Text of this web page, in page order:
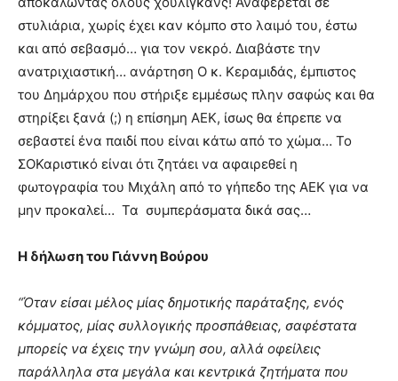
στυλιάρια, χωρίς έχει καν κόμπο στο λαιμό του, έστω
και από σεβασμό… για τον νεκρό. Διαβάστε την
ανατριχιαστική… ανάρτηση Ο κ. Κεραμιδάς, έμπιστος
του Δημάρχου που στήριξε εμμέσως πλην σαφώς και θα
στηρίξει ξανά (;) η επίσημη ΑΕΚ, ίσως θα έπρεπε να
σεβαστεί ένα παιδί που είναι κάτω από το χώμα… Το
ΣΟΚαριστικό είναι ότι ζητάει να αφαιρεθεί η
φωτογραφία του Μιχάλη από το γήπεδο της ΑΕΚ για να
μην προκαλεί… Τα συμπεράσματα δικά σας…
Η δήλωση του Γιάννη Βούρου
“Όταν είσαι μέλος μίας δημοτικής παράταξης, ενός
κόμματος, μίας συλλογικής προσπάθειας, σαφέστατα
μπορείς να έχεις την γνώμη σου, αλλά οφείλεις
παράλληλα στα μεγάλα και κεντρικά ζητήματα που